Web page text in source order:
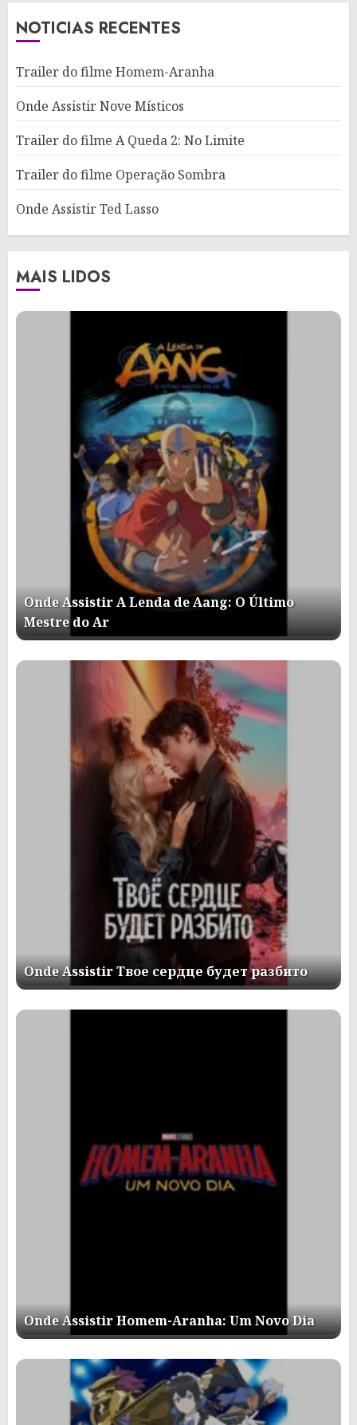
NOTICIAS RECENTES
Trailer do filme Homem-Aranha
Onde Assistir Nove Místicos
Trailer do filme A Queda 2: No Limite
Trailer do filme Operação Sombra
Onde Assistir Ted Lasso
MAIS LIDOS
Onde Assistir A Lenda de Aang: O Último
Mestre do Ar
Onde Assistir Твое сердце будет разбито
Onde Assistir Homem-Aranha: Um Novo Dia